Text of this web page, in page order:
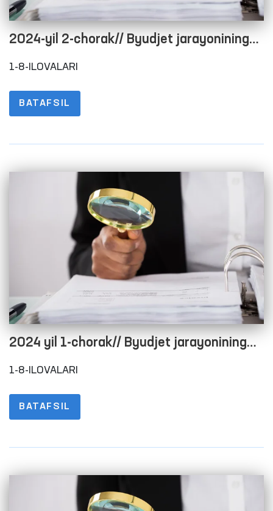
2024-yil 2-chorak// Byudjet jarayonining
ochiqligini taʼminlash maqsadida rasmiy
tartibi to‘g‘risidagi nizomning 1-8-
ILOVALARI
1-8-ILOVALARI
BATAFSIL
2024 yil 1-chorak// Byudjet jarayonining
ochiqligini ta’minlash maqsadida rasmiy
tartibi to‘g‘risidagi nizomning 1-8-
ILOVALARI
1-8-ILOVALARI
BATAFSIL